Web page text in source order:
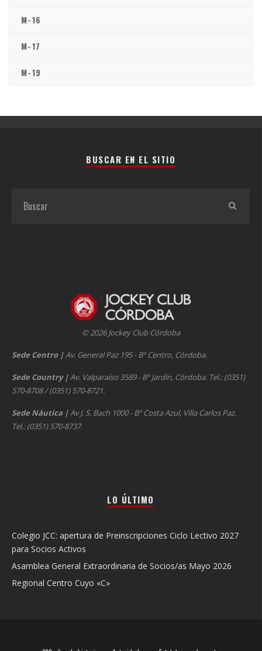
M-16
M-17
M-19
BUSCAR EN EL SITIO
© 2026 Jockey Club Córdoba
Sede Centro | Av. General Paz 195 - Bº Centro, Córdoba.
Sede Country | Av. Valparaíso 3589 - Bº Jardín, Córdoba. Tel.: (0351)
570-8708 / (0351) 570-8721.
Sede Náutica | Av J. S. Bach 1000 - Bº Costa Azul, Villa Carlos Paz.
Tel.: (0351) 570-8737.
LO ÚLTIMO
Colegio JCC: apertura de Preinscripciones Ciclo Lectivo 2027
para Socios Activos
Asamblea General Extraordinaria de Socios/as Mayo 2026
Regional Centro Cuyo «C»